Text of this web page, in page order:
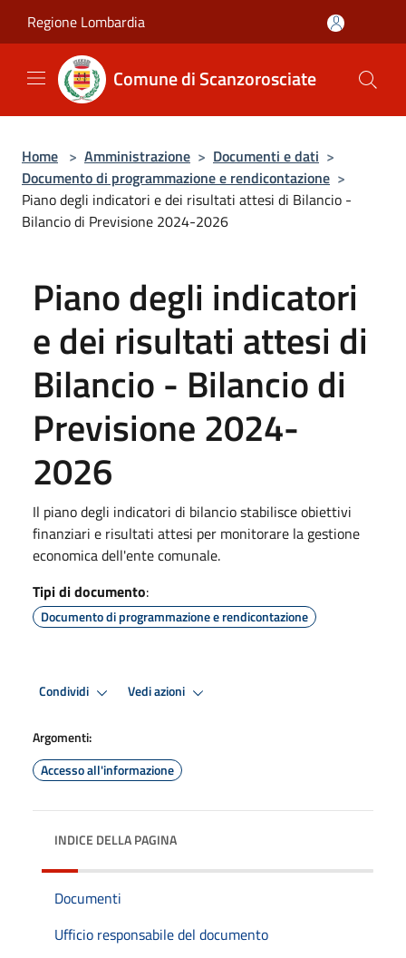
Regione Lombardia
Comune di Scanzorosciate
Home > Amministrazione > Documenti e dati >
Documento di programmazione e rendicontazione >
Piano degli indicatori e dei risultati attesi di Bilancio -
Bilancio di Previsione 2024-2026
Piano degli indicatori
e dei risultati attesi di
Bilancio - Bilancio di
Previsione 2024-
2026
Il piano degli indicatori di bilancio stabilisce obiettivi
finanziari e risultati attesi per monitorare la gestione
economica dell'ente comunale.
Tipi di documento:
Documento di programmazione e rendicontazione
Condividi Vedi azioni
Argomenti:
Accesso all'informazione
INDICE DELLA PAGINA
Documenti
Ufficio responsabile del documento